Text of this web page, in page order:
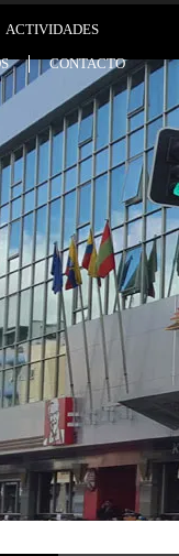
ACTIVIDADES
CONTACTO